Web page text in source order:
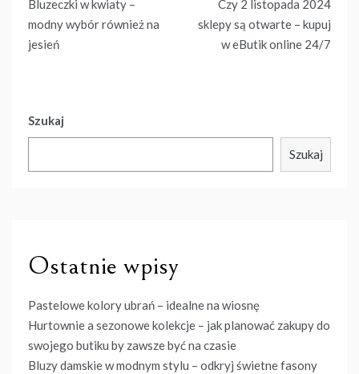
wpisu
Bluzeczki w kwiaty –
modny wybór również na
jesień
Czy 2 listopada 2024
sklepy są otwarte – kupuj
w eButik online 24/7
Szukaj
Szukaj
Ostatnie wpisy
Pastelowe kolory ubrań – idealne na wiosnę
Hurtownie a sezonowe kolekcje – jak planować zakupy do
swojego butiku by zawsze być na czasie
Bluzy damskie w modnym stylu – odkryj świetne fasony